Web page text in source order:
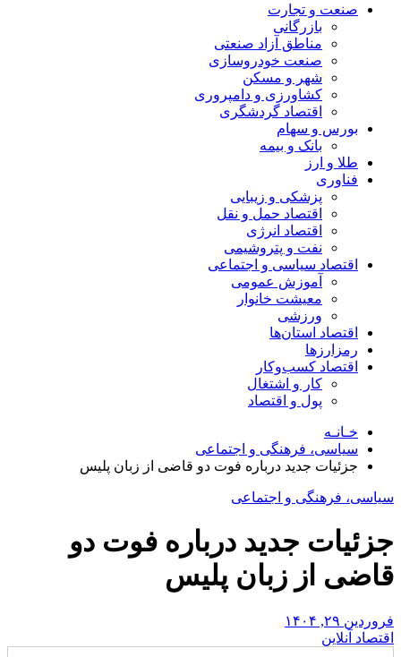
صنعت و تجارت
بازرگانی
مناطق آزاد صنعتی
صنعت خودروسازی
شهر و مسکن
کشاورزی و دامپروری
اقتصاد گردشگری
بورس و سهام
بانک و بیمه
طلا و ارز
فناوری
پزشکی و زیبایی
اقتصاد حمل و نقل
اقتصاد انرژی
نفت و پتروشیمی
اقتصاد سیاسی و اجتماعی
آموزش عمومی
معیشت خانوار
ورزشی
اقتصاد استان‌ها
رمزارزها
اقتصاد کسب‌و‌کار
کار و اشتغال
پول و اقتصاد
خـانـه
سیاسی، فرهنگی و اجتماعی
جزئیات جدید درباره فوت دو قاضی از زبان پلیس
سیاسی، فرهنگی و اجتماعی
جزئیات جدید درباره فوت دو
قاضی از زبان پلیس
فروردین ۲۹, ۱۴۰۴
اقتصاد آنلاین